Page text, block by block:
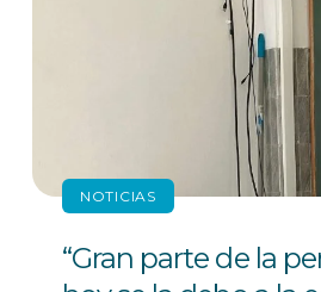
NOTICIAS
“Gran parte de la